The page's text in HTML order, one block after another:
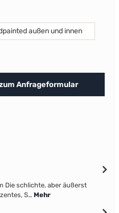
außen und innen
Anzahl: Gib den
Anfrageformular
Die schlichte, aber äußerst
S… Mehr